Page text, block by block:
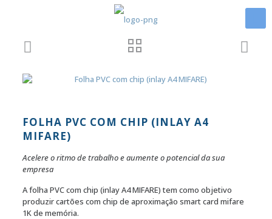
FOLHA PVC COM CHIP (INLAY A4
MIFARE)
Acelere o ritmo de trabalho e aumente o potencial da sua
empresa
A folha PVC com chip (inlay A4 MIFARE) tem como objetivo
produzir cartões com chip de aproximação smart card mifare
1K de memória.